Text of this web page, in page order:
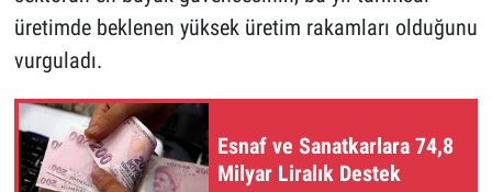
üretimde beklenen yüksek üretim rakamları olduğunu
vurguladı.
Esnaf ve Sanatkarlara 74,8
Milyar Liralık Destek